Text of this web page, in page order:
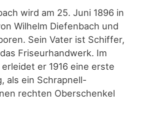
wird am 25. Juni 1896 in
Wilhelm Diefenbach und
Sein Vater ist Schiffer,
Friseurhandwerk. Im
er 1916 eine erste
als ein Schrapnell-
rechten Oberschenkel